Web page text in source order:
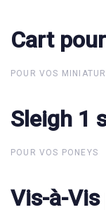
Cart
Cart
POUR VOS
Sleigh 1
Sleigh 1
POUR VOS PONEYS
Vis-à-
Vis-à-